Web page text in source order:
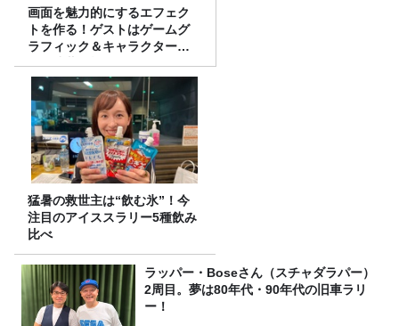
画面を魅力的にするエフェク
トを作る！ゲストはゲームグ
ラフィック＆キャラクター専
攻の遠藤里桜さん！
猛暑の救世主は“飲む氷”！今
注目のアイススラリー5種飲み
比べ
ラッパー・Boseさん（スチャダラパー）
2周目。夢は80年代・90年代の旧車ラリ
ー！